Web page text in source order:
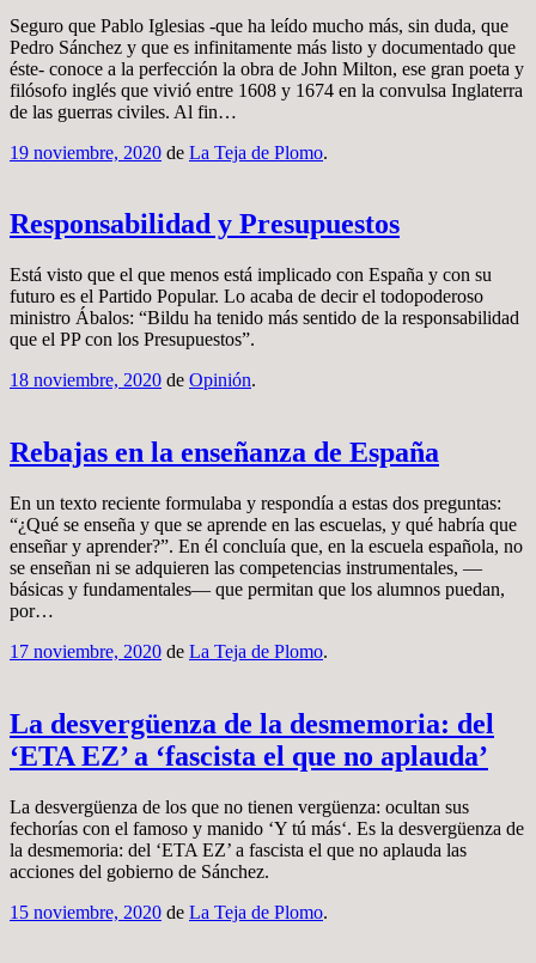
Seguro que Pablo Iglesias -que ha leído mucho más, sin duda, que
Pedro Sánchez y que es infinitamente más listo y documentado que
éste- conoce a la perfección la obra de John Milton, ese gran poeta y
filósofo inglés que vivió entre 1608 y 1674 en la convulsa Inglaterra
de las guerras civiles. Al fin…
19 noviembre, 2020 de La Teja de Plomo.
Responsabilidad y Presupuestos
Está visto que el que menos está implicado con España y con su
futuro es el Partido Popular. Lo acaba de decir el todopoderoso
ministro Ábalos: “Bildu ha tenido más sentido de la responsabilidad
que el PP con los Presupuestos”.
18 noviembre, 2020 de Opinión.
Rebajas en la enseñanza de España
En un texto reciente formulaba y respondía a estas dos preguntas:
“¿Qué se enseña y que se aprende en las escuelas, y qué habría que
enseñar y aprender?”. En él concluía que, en la escuela española, no
se enseñan ni se adquieren las competencias instrumentales, —
básicas y fundamentales— que permitan que los alumnos puedan,
por…
17 noviembre, 2020 de La Teja de Plomo.
La desvergüenza de la desmemoria: del
‘ETA EZ’ a ‘fascista el que no aplauda’
La desvergüenza de los que no tienen vergüenza: ocultan sus
fechorías con el famoso y manido ‘Y tú más‘. Es la desvergüenza de
la desmemoria: del ‘ETA EZ’ a fascista el que no aplauda las
acciones del gobierno de Sánchez.
15 noviembre, 2020 de La Teja de Plomo.